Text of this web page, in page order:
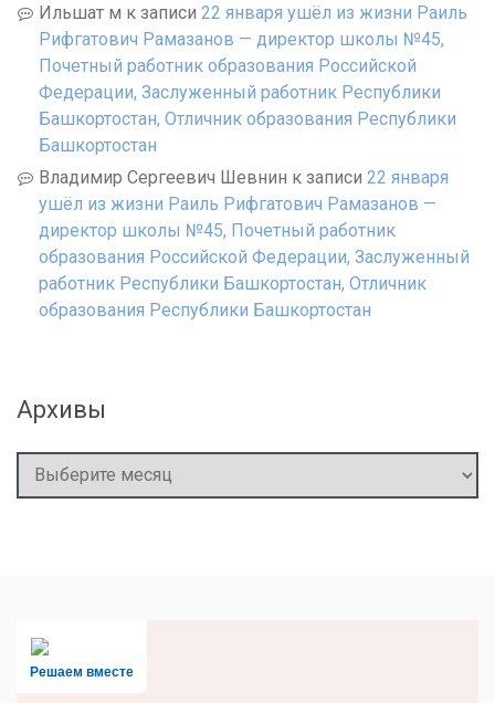
Ильшат м к записи 22 января ушёл из жизни Раиль
Рифгатович Рамазанов — директор школы №45,
Почетный работник образования Российской
Федерации, Заслуженный работник Республики
Башкортостан, Отличник образования Республики
Башкортостан
Владимир Сергеевич Шевнин к записи 22 января
ушёл из жизни Раиль Рифгатович Рамазанов —
директор школы №45, Почетный работник
образования Российской Федерации, Заслуженный
работник Республики Башкортостан, Отличник
образования Республики Башкортостан
Архивы
Архивы
Решаем вместе